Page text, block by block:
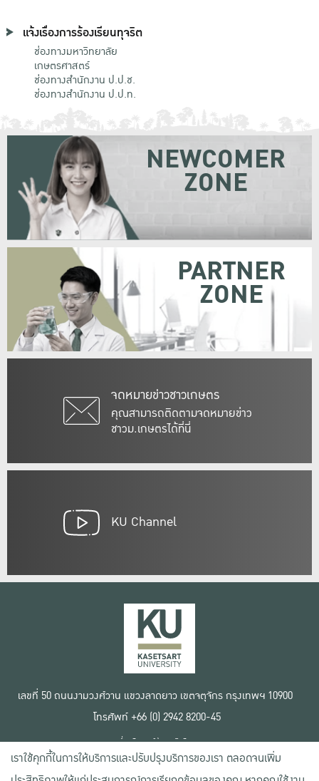
แจ้งเรื่องการร้องเรียนทุจริต
ช่องทางมหาวิทยาลัย
เกษตรศาสตร์
ช่องทางสำนักงาน ป.ป.ช.
ช่องทางสำนักงาน ป.ป.ท.
จดหมายข่าวชาวเกษตร
คุณสามารถติดตามจดหมายข่าว
ชาวม.เกษตรได้ที่นี่
NEWCOMER
ZONE
PARTNER
ZONE
KU Channel
เลขที่ 50 ถนนงามวงศ์วาน แขวงลาดยาว เขตจตุจักร กรุงเทพฯ 10900
โทรศัพท์ +66 (0) 2942 8200-45
เงื่อนไขการใช้งานเว็บไซต์
ข้อตกลงด้านสิทธิ์ใช้งาน
นโยบายความเป็นส่วนตัว
เราใช้คุกกี้ในการให้บริการและปรับปรุงบริการของเรา ตลอดจนเพิ่ม